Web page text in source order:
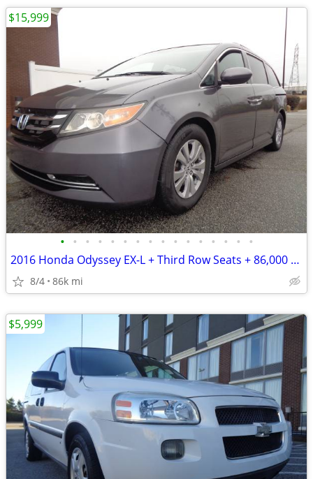
• • • • • • • • • • • • • • • •
2016 Honda Odyssey EX-L + Third Row Seats + 86,000 Miles
8/4 86k mi
$15,999
$5,999